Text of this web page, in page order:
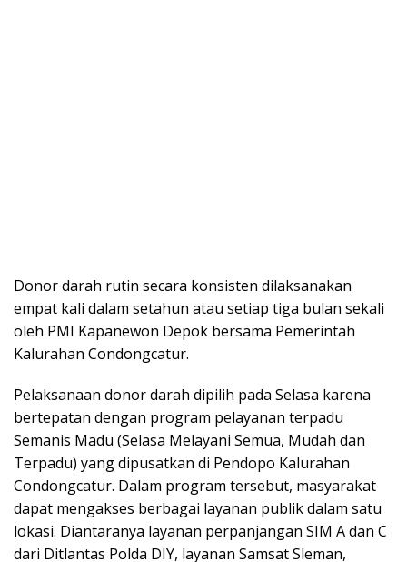
Donor darah rutin secara konsisten dilaksanakan
empat kali dalam setahun atau setiap tiga bulan sekali
oleh PMI Kapanewon Depok bersama Pemerintah
Kalurahan Condongcatur.
Pelaksanaan donor darah dipilih pada Selasa karena
bertepatan dengan program pelayanan terpadu
Semanis Madu (Selasa Melayani Semua, Mudah dan
Terpadu) yang dipusatkan di Pendopo Kalurahan
Condongcatur. Dalam program tersebut, masyarakat
dapat mengakses berbagai layanan publik dalam satu
lokasi. Diantaranya layanan perpanjangan SIM A dan C
dari Ditlantas Polda DIY, layanan Samsat Sleman,